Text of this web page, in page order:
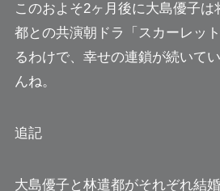
このおよそ2ヶ月後に大島優子は
都との共演朝ドラ「スカーレッ
るわけで、幸せの連鎖が続いて
んね。
追記
大島優子と林遣都がそれぞれ結